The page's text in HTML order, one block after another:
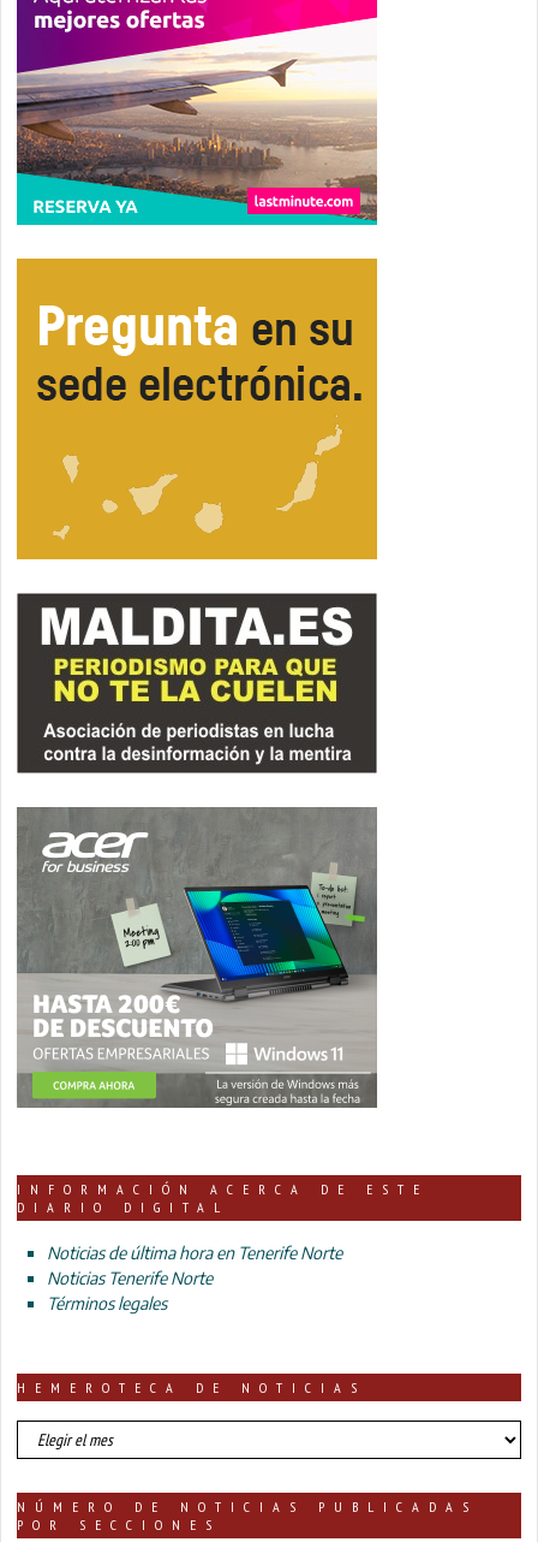
INFORMACIÓN ACERCA DE ESTE
DIARIO DIGITAL
Noticias de última hora en Tenerife Norte
Noticias Tenerife Norte
Términos legales
HEMEROTECA DE NOTICIAS
HEMEROTECA
DE
NÚMERO DE NOTICIAS PUBLICADAS
POR SECCIONES